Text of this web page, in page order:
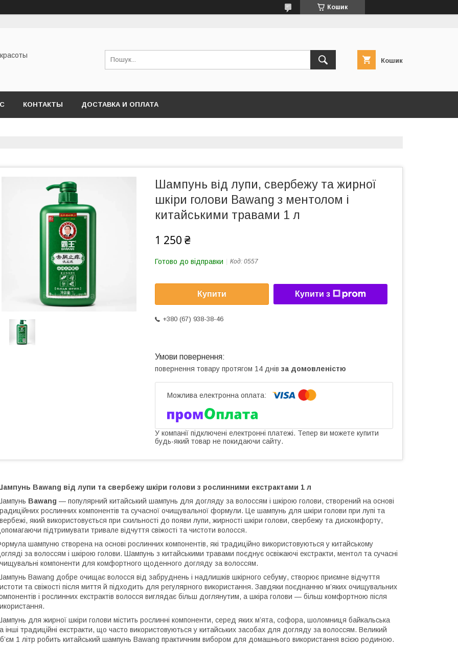
Кошик
Кошик
КОНТАКТЫ ДОСТАВКА И ОПЛАТА
Шампунь від лупи, свербежу та жирної
шкіри голови Bawang з ментолом і
китайськими травами 1 л
1 250 ₴
Готово до відправки Код: 0557
Купити Купити з
+380 (67) 938-38-46
повернення товару протягом 14 днів за домовленістю
У компанії підключені електронні платежі. Тепер ви можете купити
будь-який товар не покидаючи сайту.
Bawang від лупи та свербежу шкіри голови з рослинними екстрактами 1 л
Bawang — популярний китайський шампунь для догляду за волоссям і шкірою голови, створений на основі
рослинних компонентів та сучасної очищувальної формули. Це шампунь для шкіри голови при лупі та
який використовується при схильності до появи лупи, жирності шкіри голови, свербежу та дискомфорту,
підтримувати тривале відчуття свіжості та чистоти волосся.
шампуню створена на основі рослинних компонентів, які традиційно використовуються у китайському
за волоссям і шкірою голови. Шампунь з китайськими травами поєднує освіжаючі екстракти, ментол та сучасні
компоненти для комфортного щоденного догляду за волоссям.
Bawang добре очищає волосся від забруднень і надлишків шкірного себуму, створює приємне відчуття
та свіжості після миття й підходить для регулярного використання. Завдяки поєднанню м’яких очищувальних
і рослинних екстрактів волосся виглядає більш доглянутим, а шкіра голови — більш комфортною після
для жирної шкіри голови містить рослинні компоненти, серед яких м’ята, софора, шоломниця байкальська
інші традиційні екстракти, що часто використовуються у китайських засобах для догляду за волоссям. Великий
1 літр робить китайський шампунь Bawang практичним вибором для домашнього використання всією родиною.